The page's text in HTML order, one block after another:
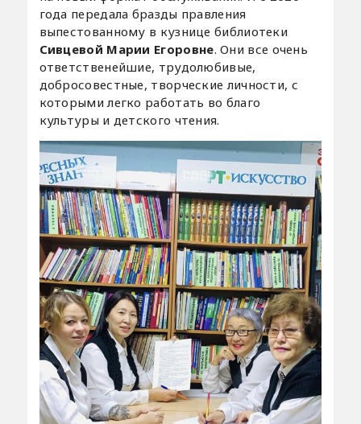
года передала бразды правления
выпестованному в кузнице библиотеки
Сивцевой Марии Егоровне. Они все очень
ответственейшие, трудолюбивые,
добросовестные, творческие личности, с
которыми легко работать во благо
культуры и детского чтения.